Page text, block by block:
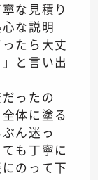
な見積り
な説明
たら大丈
と言い出
ったの
体に塗る
ん迷っ
も丁寧に
のって下